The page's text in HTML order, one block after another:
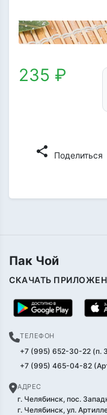
235 ₽
share Поделиться
Пак Чой
СКАЧАТЬ
ТЕЛЕФОН
+7 (995) 652-30-22 (п.
+7 (995) 465-04-82
АДРЕС
г. Челябинск, пос.
г. Челябинск, ул.